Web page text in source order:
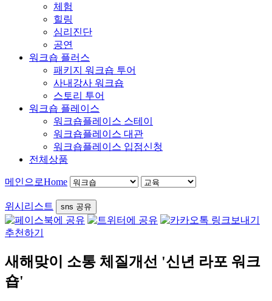
체험
힐링
심리진단
공연
워크숍 플러스
패키지 워크숍 투어
사내강사 워크숍
스토리 투어
워크숍 플레이스
워크숍플레이스 스테이
워크숍플레이스 대관
워크숍플레이스 입점신청
전체상품
메인으로Home
위시리스트 sns 공유
추천하기
새해맞이 소통 체질개선 '신년 라포 워크
숍'